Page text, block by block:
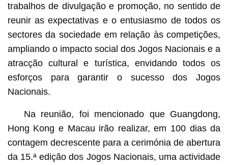
trabalhos de divulgação e promoção, no sentido de
reunir as expectativas e o entusiasmo de todos os
sectores da sociedade em relação às competições,
ampliando o impacto social dos Jogos Nacionais e a
atracção cultural e turística, envidando todos os
esforços para garantir o sucesso dos Jogos
Nacionais.
Na reunião, foi mencionado que Guangdong,
Hong Kong e Macau irão realizar, em 100 dias da
contagem decrescente para a cerimónia de abertura
da 15.ª edição dos Jogos Nacionais, uma actividade